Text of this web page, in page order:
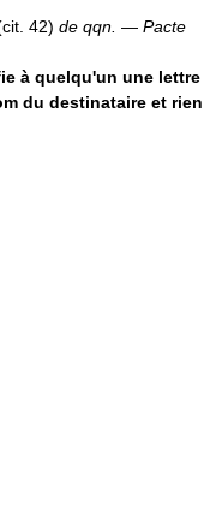
42) de qqn. — Pacte
à quelqu'un une lettre
du destinataire et rien